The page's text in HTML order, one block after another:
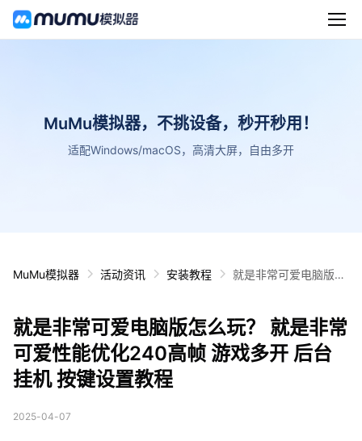
MuMu模拟器，不挑设备，秒开秒用！
适配Windows/macOS，高清大屏，自由多开
MuMu模拟器 活动资讯 安装教程
就是非常可爱电脑版怎
开 后台挂机 按键设置
教程
就是非常可爱电脑版怎么玩？ 就是非常
可爱性能优化240高帧 游戏多开 后台
挂机 按键设置教程
2025-04-07